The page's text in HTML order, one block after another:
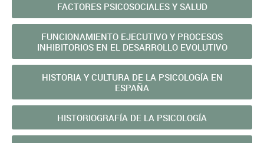
FACTORES PSICOSOCIALES Y SALUD
FUNCIONAMIENTO EJECUTIVO Y PROCESOS
INHIBITORIOS EN EL DESARROLLO EVOLUTIVO
HISTORIA Y CULTURA DE LA PSICOLOGÍA EN
ESPAÑA
HISTORIOGRAFÍA DE LA PSICOLOGÍA